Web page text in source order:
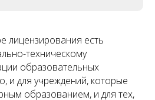
лицензирования есть
техническому
образовательных
и для учреждений, которые
образованием, и для тех,